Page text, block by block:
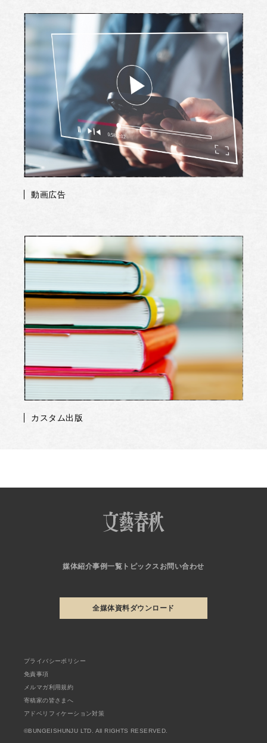
動画広告
カスタム出版
媒体紹介事例一覧 トピックス お問い合わせ
全媒体資料ダウンロード
プライバシーポリシー
免責事項
メルマガ利用規約
寄稿家の皆さまへ
アドベリフィケーション対策
©BUNGEISHUNJU LTD. All RIGHTS RESERVED.